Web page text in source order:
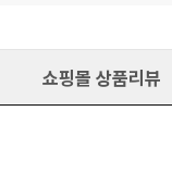
쇼핑몰 상품리뷰